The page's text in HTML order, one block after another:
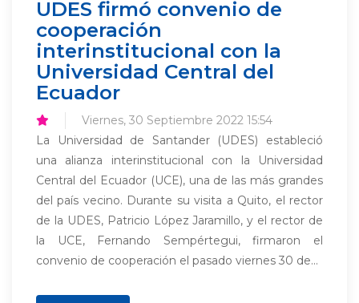
UDES firmó convenio de
cooperación
interinstitucional con la
Universidad Central del
Ecuador
Viernes, 30 Septiembre 2022 15:54
La Universidad de Santander (UDES) estableció
una alianza interinstitucional con la Universidad
Central del Ecuador (UCE), una de las más grandes
del país vecino. Durante su visita a Quito, el rector
de la UDES, Patricio López Jaramillo, y el rector de
la UCE, Fernando Sempértegui, firmaron el
convenio de cooperación el pasado viernes 30 de...